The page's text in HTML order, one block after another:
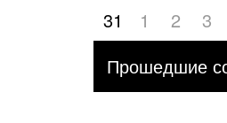
31
1 2 3
Прошедшие